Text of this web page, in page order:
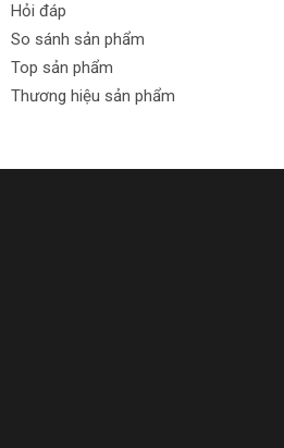
Hỏi đáp
So sánh sản phẩm
Top sản phẩm
Thương hiệu sản phẩm